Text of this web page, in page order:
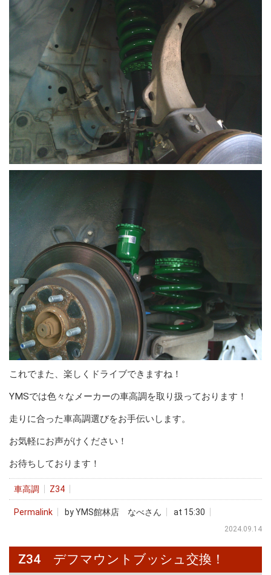
これでまた、楽しくドライブできますね！
YMSでは色々なメーカーの車高調を取り扱っております！
走りに合った車高調選びをお手伝いします。
お気軽にお声がけください！
お待ちしております！
車高調 Z34
Permalink by YMS館林店 なべさん at 15:30
2024.09.14
Z34 デフマウントブッシュ交換！